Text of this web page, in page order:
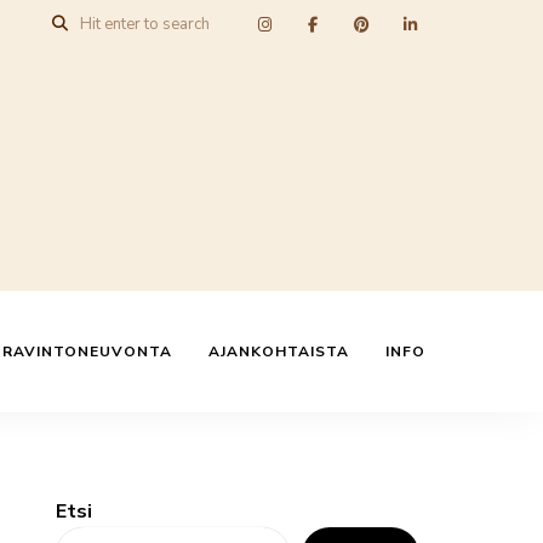
AJANKOHTAISTA INFO
Etsi